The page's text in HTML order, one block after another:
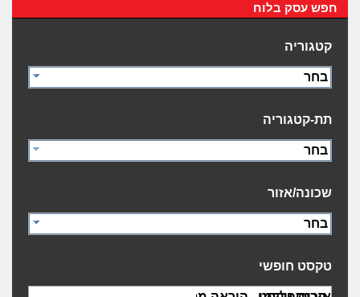
חפש עסק בלוח
קטגוריה
בחר
תת-קטגוריה
בחר
שכונה/אזור
בחר
טקסט חופשי